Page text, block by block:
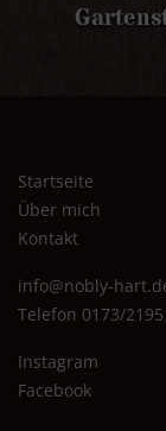
Startseite
Über mich
Kontakt
info@nobly-
Telefon 0173/
Instagram
Facebook